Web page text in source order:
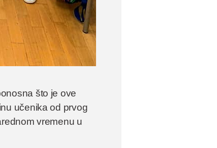
što je ove
učenika od prvog
vremenu u